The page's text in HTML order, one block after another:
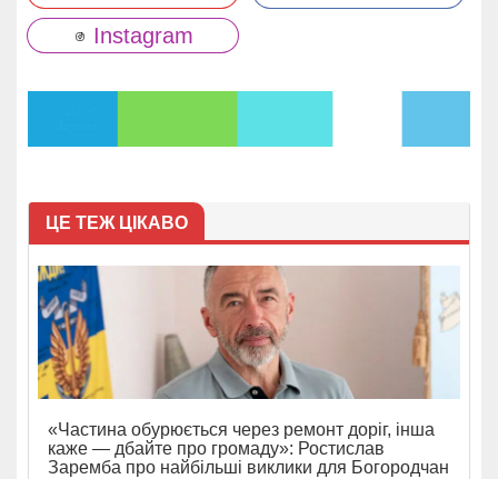
Instagram
ЦЕ ТЕЖ ЦІКАВО
«Частина обурюється через ремонт доріг, інша
каже — дбайте про громаду»: Ростислав
Заремба про найбільші виклики для Богородчан